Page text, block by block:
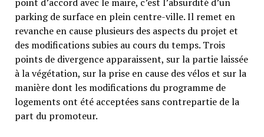
parking de surface en plein centre-ville. Il remet en
revanche en cause plusieurs des aspects du projet et
des modifications subies au cours du temps. Trois
points de divergence apparaissent, sur la partie laissée
à la végétation, sur la prise en cause des vélos et sur la
manière dont les modifications du programme de
logements ont été acceptées sans contrepartie de la
part du promoteur.